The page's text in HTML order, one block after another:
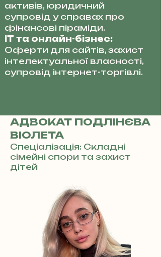
активів, юридичний
супровід у справах про
фінансові піраміди.
IT та онлайн-бізнес:
Оферти для сайтів, захист
інтелектуальної власності,
супровід інтернет-торгівлі.
АДВОКАТ ПОДЛІНЄВА
ВІОЛЕТА
Спеціалізація: Складні
сімейні спори та захист
дітей